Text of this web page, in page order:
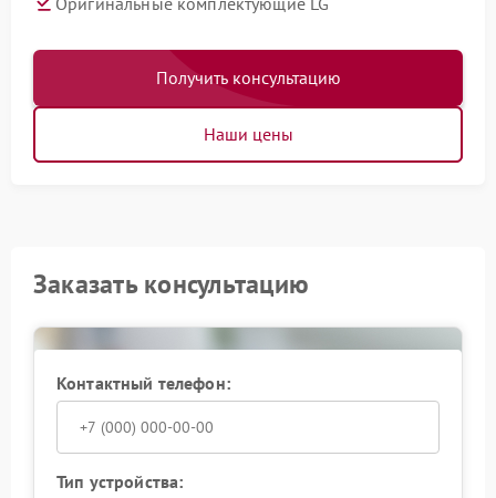
Получить консультацию
Наши цены
Заказать консультацию
Контактный телефон:
Тип устройства: